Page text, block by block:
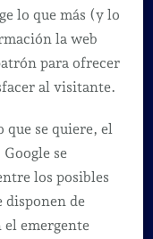
lo que más (y lo
la web
para ofrecer
al visitante.
que se quiere, el
se
los posibles
disponen de
emergente